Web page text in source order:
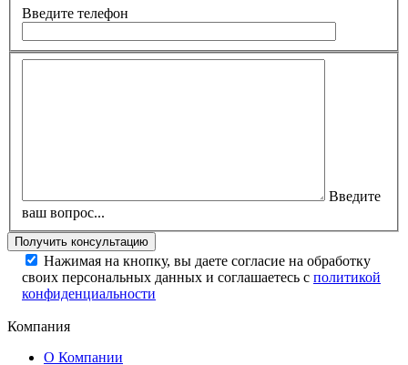
Введите телефон
Введите
ваш вопрос...
Нажимая на кнопку, вы даете согласие на обработку
своих персональных данных и соглашаетесь с политикой
конфиденциальности
Компания
О Компании